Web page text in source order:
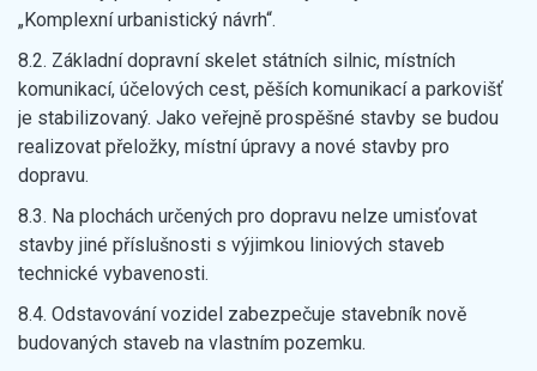
„Komplexní urbanistický návrh“.
8.2. Základní dopravní skelet státních silnic, místních
komunikací, účelových cest, pěších komunikací a parkovišť
je stabilizovaný. Jako veřejně prospěšné stavby se budou
realizovat přeložky, místní úpravy a nové stavby pro
dopravu.
8.3. Na plochách určených pro dopravu nelze umisťovat
stavby jiné příslušnosti s výjimkou liniových staveb
technické vybavenosti.
8.4. Odstavování vozidel zabezpečuje stavebník nově
budovaných staveb na vlastním pozemku.